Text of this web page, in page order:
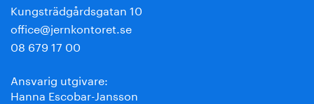
Kungsträdgårdsgatan 10
office@jernkontoret.se
08 679 17 00
Ansvarig utgivare:
Hanna Escobar-Jansson